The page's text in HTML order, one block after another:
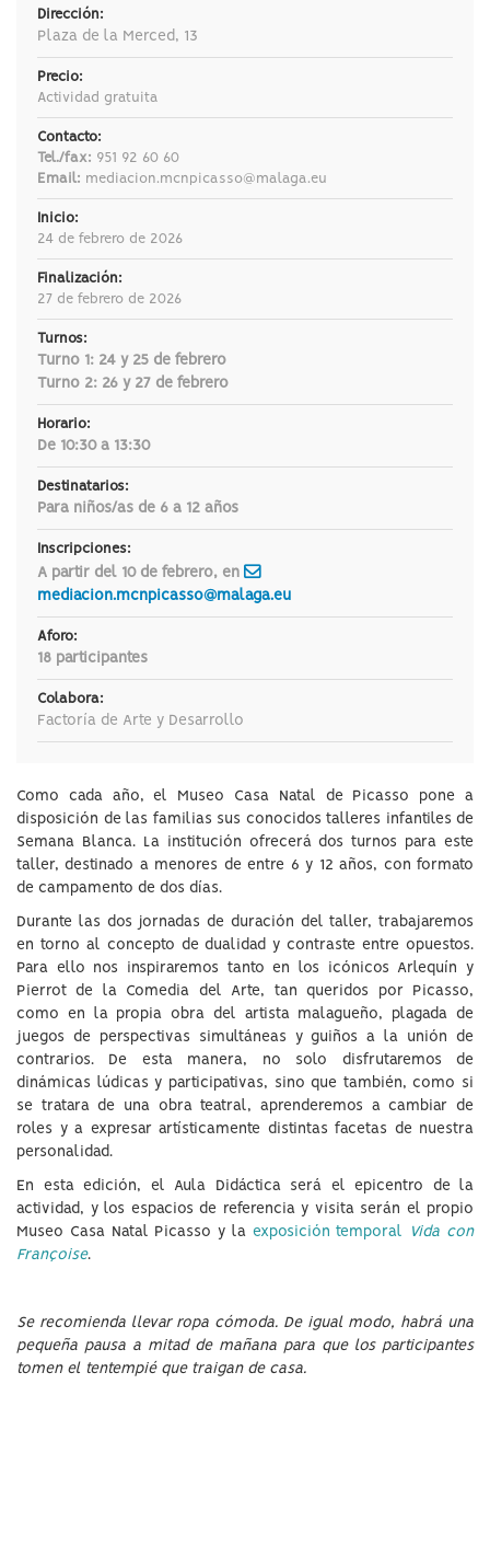
Dirección:
Plaza de la Merced, 13
Precio:
Actividad gratuita
Contacto:
Tel./fax: 951 92 60 60
Email: mediacion.mcnpicasso@malaga.eu
Inicio:
24 de febrero de 2026
Finalización:
27 de febrero de 2026
Turnos:
Turno 1: 24 y 25 de febrero
Turno 2: 26 y 27 de febrero
Horario:
De 10:30 a 13:30
Destinatarios:
Para niños/as de 6 a 12 años
Inscripciones:
A partir del 10 de febrero, en
mediacion.mcnpicasso@malaga.eu
Aforo:
18 participantes
Colabora:
Factoría de Arte y Desarrollo
Como cada año, el Museo Casa Natal de Picasso pone a
disposición de las familias sus conocidos talleres infantiles de
Semana Blanca. La institución ofrecerá dos turnos para este
taller, destinado a menores de entre 6 y 12 años, con formato
de campamento de dos días.
Durante las dos jornadas de duración del taller, trabajaremos
en torno al concepto de dualidad y contraste entre opuestos.
Para ello nos inspiraremos tanto en los icónicos Arlequín y
Pierrot de la Comedia del Arte, tan queridos por Picasso,
como en la propia obra del artista malagueño, plagada de
juegos de perspectivas simultáneas y guiños a la unión de
contrarios. De esta manera, no solo disfrutaremos de
dinámicas lúdicas y participativas, sino que también, como si
se tratara de una obra teatral, aprenderemos a cambiar de
roles y a expresar artísticamente distintas facetas de nuestra
personalidad.
En esta edición, el Aula Didáctica será el epicentro de la
actividad, y los espacios de referencia y visita serán el propio
Museo Casa Natal Picasso y la exposición temporal
Vida con
Françoise.
Se recomienda llevar ropa cómoda. De igual modo, habrá una
pequeña pausa a mitad de mañana para que los participantes
tomen el tentempié que traigan de casa.